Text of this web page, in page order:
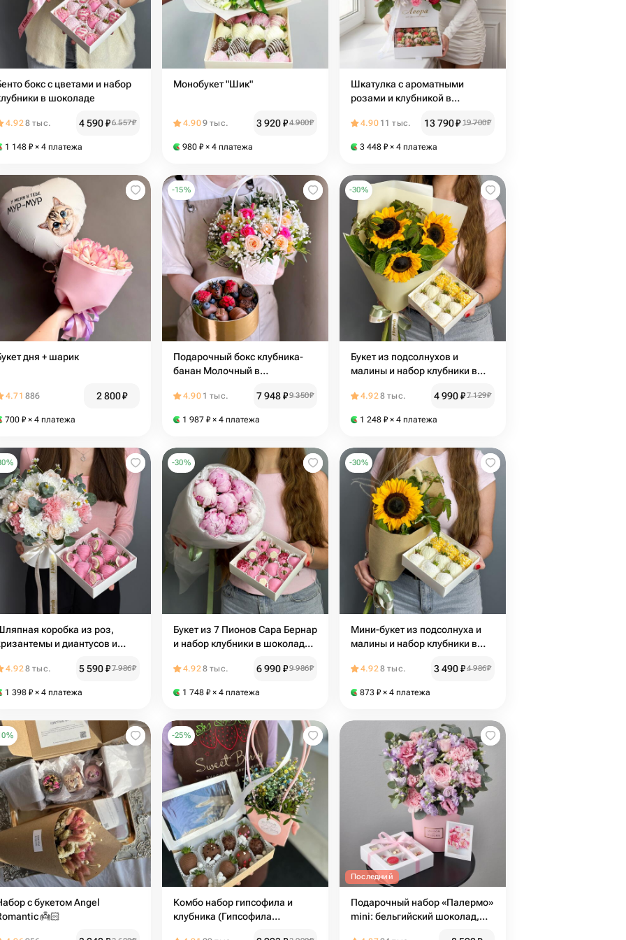
бокс с цветами и набор
в шоколаде
4.928 тыс. 4 590₽6 557₽
1 148 ₽ × 4 платежа
Монобукет "Шик"
4.909 тыс. 3 920₽4 900₽
980 ₽ × 4 платежа
Шкатулка с ароматными
розами и клубникой в
830. Leora chocolate
4.90 11 тыс. 13 790₽ 19 700₽
3 448 ₽ × 4 платежа
дня + шарик
4.71 886 2 800₽
700 ₽ × 4 платежа
-15%
Подарочный бокс клубника-
банан Молочный в
сумочка с цветами
4.90 1 тыс. 7 948₽9 350₽
1 987 ₽ × 4 платежа
-30%
Букет из подсолнухов и
малины и набор клубники в
4.928 тыс. 4 990₽7 129₽
1 248 ₽ × 4 платежа
%
коробка из роз,
и диантусов и
шт
4.928 тыс. 5 590₽7 986₽
1 398 ₽ × 4 платежа
-30%
Букет из 7 Пионов Сара Бернар
и набор клубники в шоколаде
4.928 тыс. 6 990₽9 986₽
1 748 ₽ × 4 платежа
-30%
Мини-букет из подсолнуха и
малины и набор клубники в
4.928 тыс. 3 490₽4 986₽
873 ₽ × 4 платежа
%
с букетом Angel
👼🏻
-25%
Комбо набор гипсофила и
клубника (Гипсофила
Последний
Подарочный набор «Палермо»
mini: бельгийский шоколад,